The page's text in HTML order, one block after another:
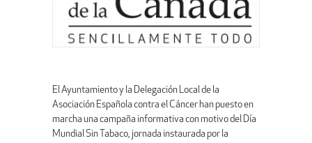
El Ayuntamiento y la Delegación Local de la
Asociación Española contra el Cáncer han puesto en
marcha una campaña informativa con motivo del Día
Mundial Sin Tabaco, jornada instaurada por la